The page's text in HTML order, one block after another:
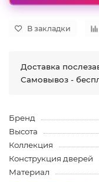
В закладки
Доставка
Самовывоз -
Бренд
Высота
Коллекция
Конструкция дверей
Материал